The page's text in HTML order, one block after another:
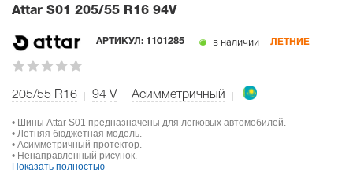
Attar S01 205/55 R16 94V
АРТИКУЛ: 1101285 в наличии ЛЕТНИЕ
205/55 R16 94 V Асимметричный
• Шины Attar S01 предназначены для легковых автомобилей.
• Летняя бюджетная модель.
• Асимметричный протектор.
• Ненаправленный рисунок.
Показать полностью